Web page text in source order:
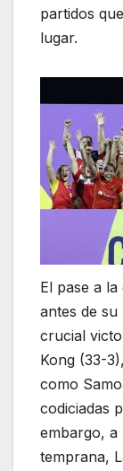
partidos
lugar.
El pase a
antes de
crucial
Kong (33-
como
codiciadas
embargo, a
temprana,